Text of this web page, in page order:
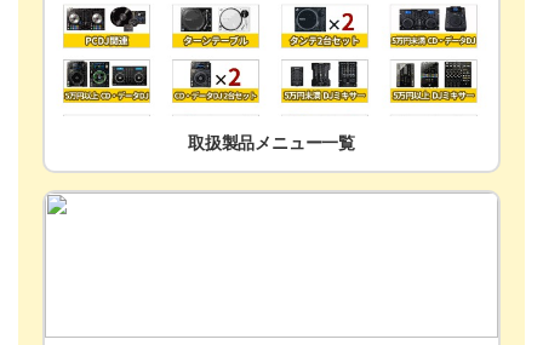
取扱製品メニュー一覧